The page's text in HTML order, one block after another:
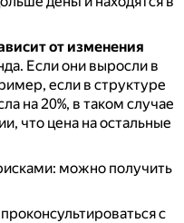
от изменения
Если они выросли в
если в структуре
на 20%, в таком случае
что цена на остальные
можно получить
с